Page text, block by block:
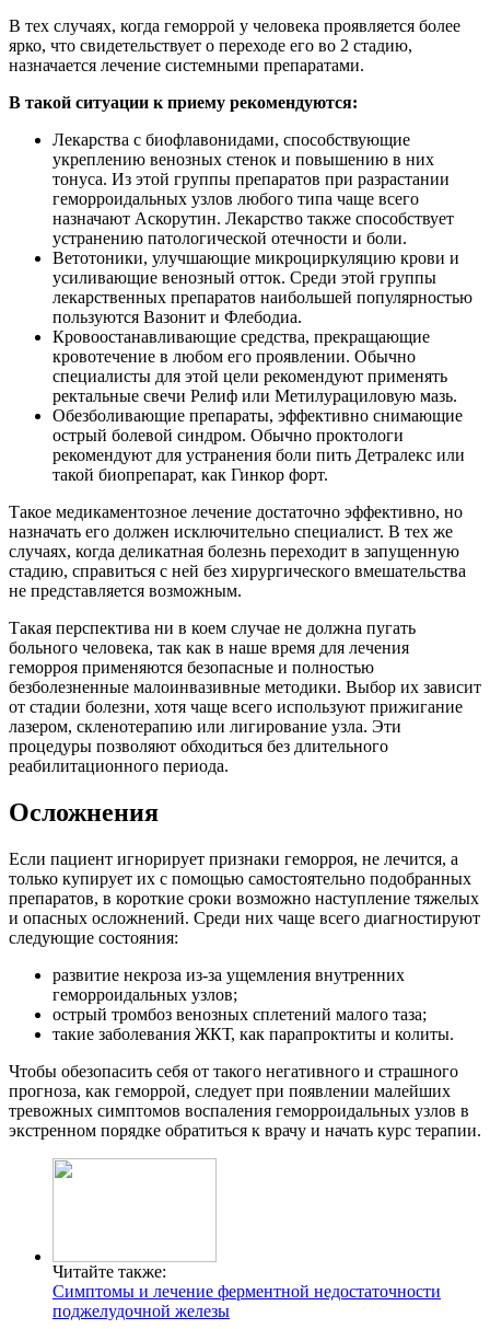
В тех случаях, когда геморрой у человека проявляется более
ярко, что свидетельствует о переходе его во 2 стадию,
назначается лечение системными препаратами.
В такой ситуации к приему рекомендуются:
Лекарства с биофлавонидами, способствующие
укреплению венозных стенок и повышению в них
тонуса. Из этой группы препаратов при разрастании
геморроидальных узлов любого типа чаще всего
назначают Аскорутин. Лекарство также способствует
устранению патологической отечности и боли.
Ветотоники, улучшающие микроциркуляцию крови и
усиливающие венозный отток. Среди этой группы
лекарственных препаратов наибольшей популярностью
пользуются Вазонит и Флебодиа.
Кровоостанавливающие средства, прекращающие
кровотечение в любом его проявлении. Обычно
специалисты для этой цели рекомендуют применять
ректальные свечи Релиф или Метилурациловую мазь.
Обезболивающие препараты, эффективно снимающие
острый болевой синдром. Обычно проктологи
рекомендуют для устранения боли пить Детралекс или
такой биопрепарат, как Гинкор форт.
Такое медикаментозное лечение достаточно эффективно, но
назначать его должен исключительно специалист. В тех же
случаях, когда деликатная болезнь переходит в запущенную
стадию, справиться с ней без хирургического вмешательства
не представляется возможным.
Такая перспектива ни в коем случае не должна пугать
больного человека, так как в наше время для лечения
геморроя применяются безопасные и полностью
безболезненные малоинвазивные методики. Выбор их зависит
от стадии болезни, хотя чаще всего используют прижигание
лазером, скленотерапию или лигирование узла. Эти
процедуры позволяют обходиться без длительного
реабилитационного периода.
Осложнения
Если пациент игнорирует признаки геморроя, не лечится, а
только купирует их с помощью самостоятельно подобранных
препаратов, в короткие сроки возможно наступление тяжелых
и опасных осложнений. Среди них чаще всего диагностируют
следующие состояния:
развитие некроза из-за ущемления внутренних
геморроидальных узлов;
острый тромбоз венозных сплетений малого таза;
такие заболевания ЖКТ, как парапроктиты и колиты.
Чтобы обезопасить себя от такого негативного и страшного
прогноза, как геморрой, следует при появлении малейших
тревожных симптомов воспаления геморроидальных узлов в
экстренном порядке обратиться к врачу и начать курс терапии.
Читайте также:
Симптомы и лечение ферментной недостаточности
поджелудочной железы